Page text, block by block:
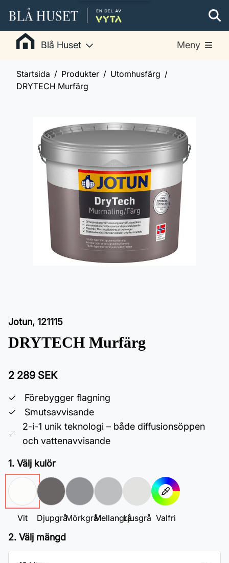
Blå Huset Meny
Startsida Produkter
Utomhusfärg
DRYTECH Murfärg
Jotun, 121115
DRYTECH Murfärg
2 289 SEK
Förebygger flagning
Smutsavvisande
2-i-1 unik teknologi – både diffusionsöppen
och vattenavvisande
1. Välj kulör
Vit DjupgråMörkgråMellangråLjusgrå Valfri
2. Välj mängd